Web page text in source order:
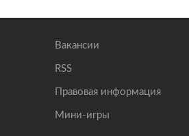
Вакансии
RSS
Правовая информация
Мини-игры